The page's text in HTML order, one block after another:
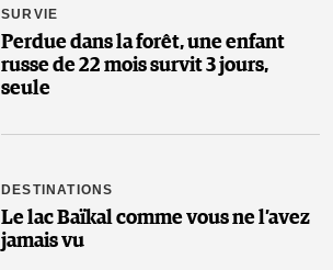
SURVIE
Perdue dans la forêt, une enfant
russe de 22 mois survit 3 jours,
seule
DESTINATIONS
Le lac Baïkal comme vous ne l’avez
jamais vu